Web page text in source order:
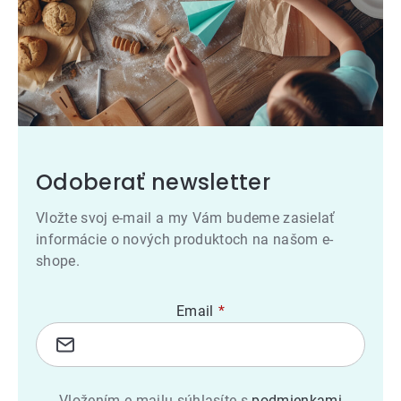
Odoberať newsletter
Vložte svoj e-mail a my Vám budeme zasielať
informácie o nových produktoch na našom e-
shope.
Email